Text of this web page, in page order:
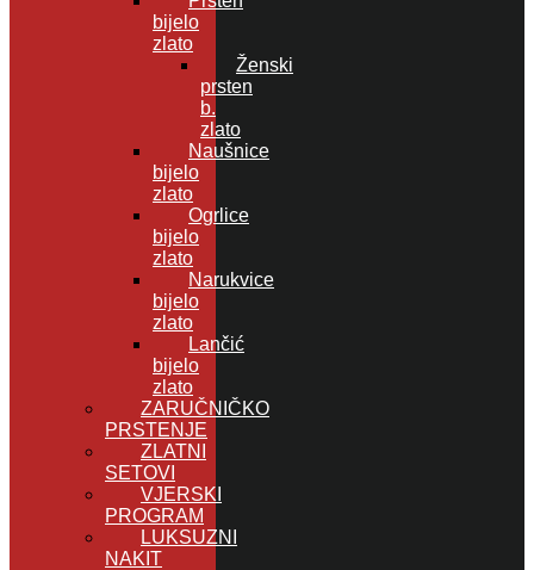
bijelo
zlato
Ženski
prsten
b.
zlato
Naušnice
bijelo
zlato
Ogrlice
bijelo
zlato
Narukvice
bijelo
zlato
Lančić
bijelo
zlato
ZARUČNIČKO
PRSTENJE
ZLATNI
SETOVI
VJERSKI
PROGRAM
LUKSUZNI
NAKIT